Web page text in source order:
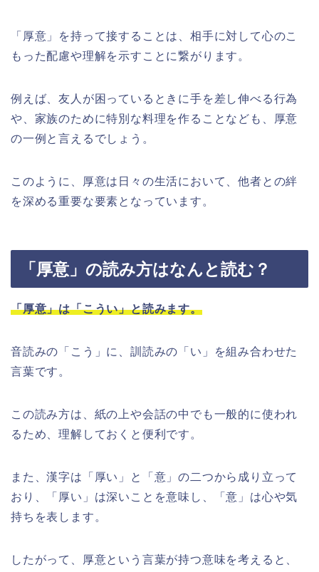
「厚意」を持って接することは、相手に対して心のこ
もった配慮や理解を示すことに繋がります。
例えば、友人が困っているときに手を差し伸べる行為
や、家族のために特別な料理を作ることなども、厚意
の一例と言えるでしょう。
このように、厚意は日々の生活において、他者との絆
を深める重要な要素となっています。
「厚意」の読み方はなんと読む？
「厚意」は「こうい」と読みます。
音読みの「こう」に、訓読みの「い」を組み合わせた
言葉です。
この読み方は、紙の上や会話の中でも一般的に使われ
るため、理解しておくと便利です。
また、漢字は「厚い」と「意」の二つから成り立って
おり、「厚い」は深いことを意味し、「意」は心や気
持ちを表します。
したがって、厚意という言葉が持つ意味を考えると、